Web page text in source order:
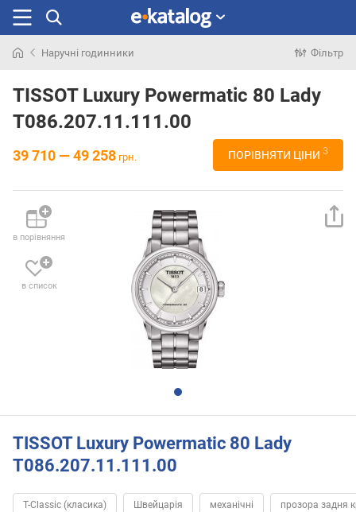
раніше
Наручні годинники Фільтр
TISSOT Luxury Powermatic 80 Lady
T086.207.11.111.00
39 710 — 49 258 грн. ПОРІВНЯТИ ЦІНИ 3
в порівняння
в список
TISSOT Luxury Powermatic 80 Lady
T086.207.11.111.00
T-Classic (класика) Швейцарія механічні прозора задня